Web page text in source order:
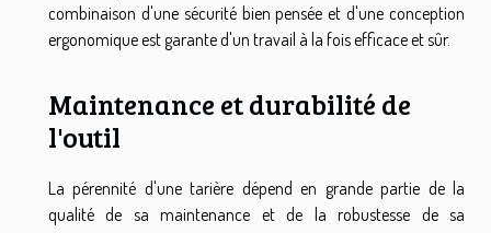
combinaison d'une sécurité bien pensée et d'une conception
ergonomique est garante d'un travail à la fois efficace et sûr.
Maintenance et durabilité de
l'outil
La pérennité d'une tarière dépend en grande partie de la
qualité de sa maintenance et de la robustesse de sa